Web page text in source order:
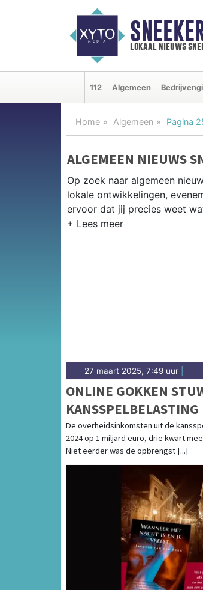
lokaal nieuws
112 Algemeen
Home Algemeen Pagina
ALGEMEEN NIEUWS
Op zoek naar algemeen
lokale ontwikkelingen,
ervoor dat jij precies weet
Van werkzaamheden op de
weersbericht voor de regio
27 maart 2025, 7:49 uur
ONLINE GOKKEN
KANSSPELBELASTING
MILJARD EURO
De overheidsinkomsten uit de
2024 op 1 miljard euro, drie kwart
Niet eerder was de opbrengst [...]